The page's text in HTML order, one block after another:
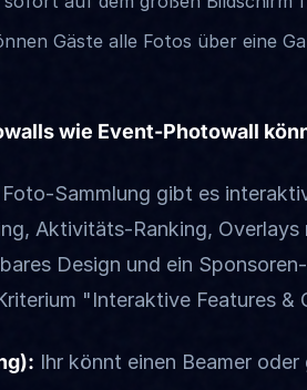
Gäste alle Fotos über eine
wie Event-Photowall
Sammlung gibt es
Aktivitäts-Ranking,
Design und ein
"Interaktive Features &
Ihr könnt einen Beamer